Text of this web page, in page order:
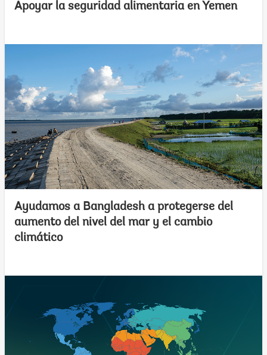
Apoyar la seguridad alimentaria en Yemen
Ayudamos a Bangladesh a protegerse del
aumento del nivel del mar y el cambio
climático